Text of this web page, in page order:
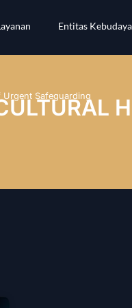
Entitas
Safeguarding